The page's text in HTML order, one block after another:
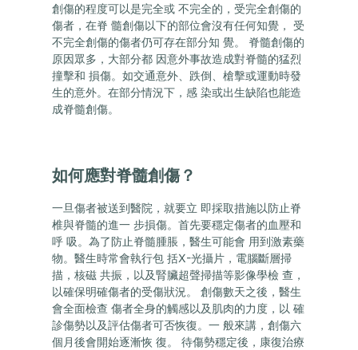
創傷的程度可以是完全或 不完全的，受完全創傷的
傷者，在脊 髓創傷以下的部位會沒有任何知覺， 受
不完全創傷的傷者仍可存在部分知 覺。 脊髓創傷的
原因眾多，大部分都 因意外事故造成對脊髓的猛烈
撞擊和 損傷。如交通意外、跌倒、槍擊或運動時發
生的意外。在部分情況下，感 染或出生缺陷也能造
成脊髓創傷。
如何應對脊髓創傷？
一旦傷者被送到醫院，就要立 即採取措施以防止脊
椎與脊髓的進一 步損傷。首先要穩定傷者的血壓和
呼 吸。為了防止脊髓腫脹，醫生可能會 用到激素藥
物。醫生時常會執行包 括X-光攝片，電腦斷層掃
描，核磁 共振，以及腎臟超聲掃描等影像學檢 查，
以確保明確傷者的受傷狀況。 創傷數天之後，醫生
會全面檢查 傷者全身的觸感以及肌肉的力度，以 確
診傷勢以及評估傷者可否恢復。一 般來講，創傷六
個月後會開始逐漸恢 復。 待傷勢穩定後，康復治療